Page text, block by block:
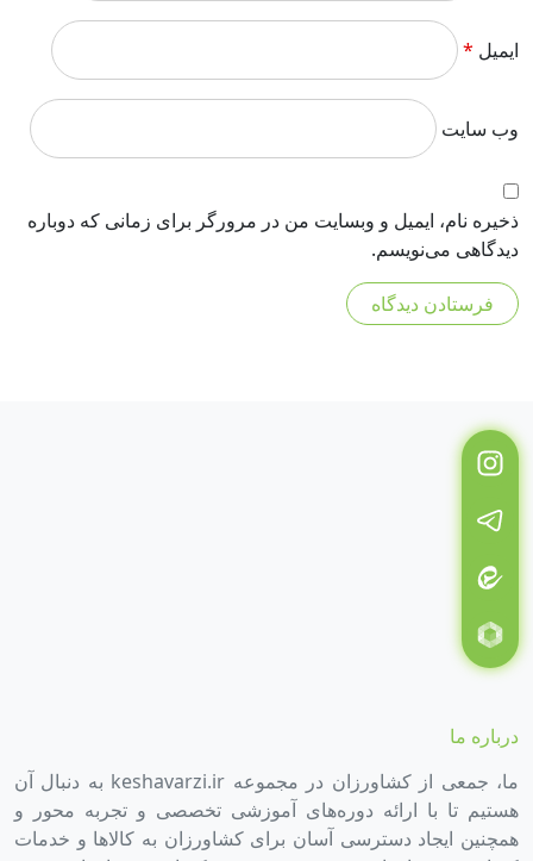
ایمیل *
وب‌ سایت
ذخیره نام، ایمیل و وبسایت من در مرورگر برای زمانی که دوباره
دیدگاهی می‌نویسم.
درباره ما
ما، جمعی از کشاورزان در مجموعه keshavarzi.ir به دنبال آن
هستیم تا با ارائه دوره‌های آموزشی تخصصی و تجربه محور و
همچنین ایجاد دسترسی آسان برای کشاورزان به کالاها و خدمات